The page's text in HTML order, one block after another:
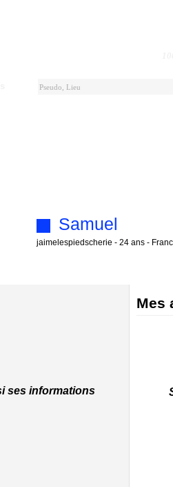
Samuel
jaimelespiedscherie - 24 ans -
ses informations
Mes